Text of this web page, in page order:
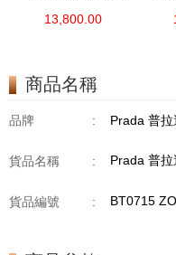
13,800.00
商品名稱
品牌 : Prada 普拉
貨品名稱 : Prada 普
貨品編號 : BT0715